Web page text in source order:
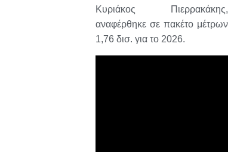
Κυριάκος Πιερρακάκης,
αναφέρθηκε σε πακέτο μέτρων
1,76 δισ. για το 2026.